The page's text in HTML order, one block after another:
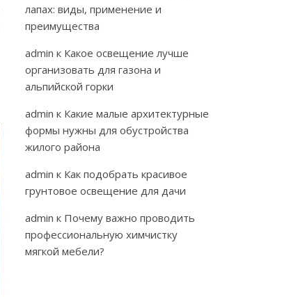
лапах: виды, применение и
преимущества
admin к Какое освещение лучше
организовать для газона и
альпийской горки
admin к Какие малые архитектурные
формы нужны для обустройства
жилого района
admin к Как подобрать красивое
грунтовое освещение для дачи
admin к Почему важно проводить
профессиональную химчистку
мягкой мебели?